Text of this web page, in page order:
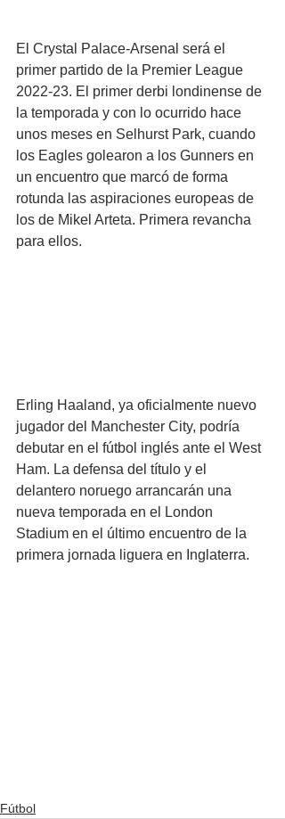
El Crystal Palace-Arsenal será el
primer partido de la Premier League
2022-23. El primer derbi londinense de
la temporada y con lo ocurrido hace
unos meses en Selhurst Park, cuando
los Eagles golearon a los Gunners en
un encuentro que marcó de forma
rotunda las aspiraciones europeas de
los de Mikel Arteta. Primera revancha
para ellos.
Erling Haaland, ya oficialmente nuevo
jugador del Manchester City, podría
debutar en el fútbol inglés ante el West
Ham. La defensa del título y el
delantero noruego arrancarán una
nueva temporada en el London
Stadium en el último encuentro de la
primera jornada liguera en Inglaterra.
Fútbol